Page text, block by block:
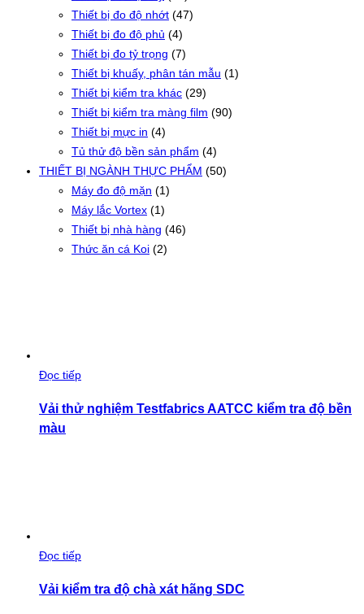
Thiết bị đo độ nhớt (47)
Thiết bị đo độ phủ (4)
Thiết bị đo tỷ trọng (7)
Thiết bị khuấy, phân tán mẫu (1)
Thiết bị kiểm tra khác (29)
Thiết bị kiểm tra màng film (90)
Thiết bị mực in (4)
Tủ thử độ bền sản phẩm (4)
THIẾT BỊ NGÀNH THỰC PHẨM (50)
Máy đo độ mặn (1)
Máy lắc Vortex (1)
Thiết bị nhà hàng (46)
Thức ăn cá Koi (2)
Đọc tiếp
Vải thử nghiệm Testfabrics AATCC kiểm tra độ bền
màu
Đọc tiếp
Vải kiểm tra độ chà xát hãng SDC